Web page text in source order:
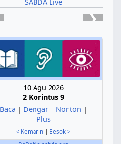
SABDA Live
❯
10 Agu 2026
2 Korintus 9
Baca | Dengar| Nonton |
Plus
< Kemarin
Besok >